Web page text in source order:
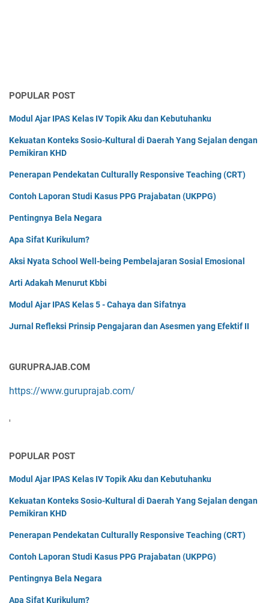
POPULAR POST
Modul Ajar IPAS Kelas IV Topik Aku dan Kebutuhanku
Kekuatan Konteks Sosio-Kultural di Daerah Yang Sejalan dengan
Pemikiran KHD
Penerapan Pendekatan Culturally Responsive Teaching (CRT)
Contoh Laporan Studi Kasus PPG Prajabatan (UKPPG)
Pentingnya Bela Negara
Apa Sifat Kurikulum?
Aksi Nyata School Well-being Pembelajaran Sosial Emosional
Arti Adakah Menurut Kbbi
Modul Ajar IPAS Kelas 5 - Cahaya dan Sifatnya
Jurnal Refleksi Prinsip Pengajaran dan Asesmen yang Efektif II
GURUPRAJAB.COM
https://www.guruprajab.com/
'
POPULAR POST
Modul Ajar IPAS Kelas IV Topik Aku dan Kebutuhanku
Kekuatan Konteks Sosio-Kultural di Daerah Yang Sejalan dengan
Pemikiran KHD
Penerapan Pendekatan Culturally Responsive Teaching (CRT)
Contoh Laporan Studi Kasus PPG Prajabatan (UKPPG)
Pentingnya Bela Negara
Apa Sifat Kurikulum?